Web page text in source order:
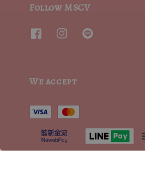
Follow MSCV
We accept